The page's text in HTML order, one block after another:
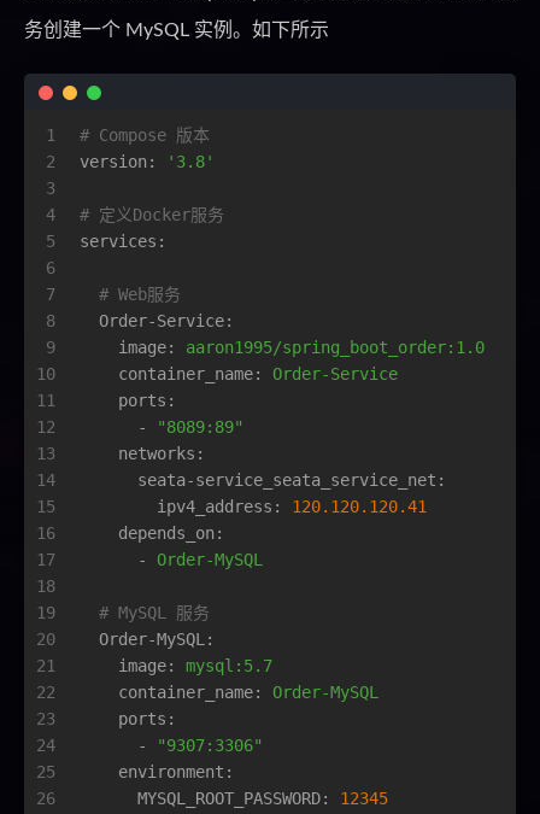
务创建一个 MySQL 实例。如下所示
1
2
3
4
5
6
7
8
9
10
11
12
13
14
15
16
17
18
19
20
21
22
23
24
25
26
# Compose 版本
version:
'3.8'
# 定义Docker服务
services:
# Web服务
Order-Service:
image:
aaron1995/spring_boot_order:1.0
container_name:
Order-Service
ports:
-
"8089:89"
networks:
seata-service_seata_service_net:
ipv4_address:
120.120.120.41
depends_on:
-
Order-MySQL
# MySQL 服务
Order-MySQL:
image:
mysql:5.7
container_name:
Order-MySQL
ports:
-
"9307:3306"
environment:
MYSQL_ROOT_PASSWORD:
12345